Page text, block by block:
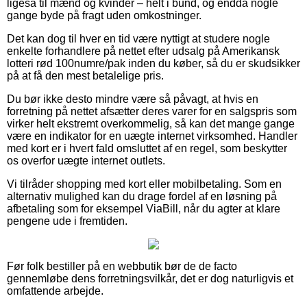
ligeså til mænd og kvinder – helt i bund, og endda nogle
gange byde på fragt uden omkostninger.
Det kan dog til hver en tid være nyttigt at studere nogle
enkelte forhandlere på nettet efter udsalg på Amerikansk
lotteri rød 100numre/pak inden du køber, så du er skudsikker
på at få den mest betalelige pris.
Du bør ikke desto mindre være så påvagt, at hvis en
forretning på nettet afsætter deres varer for en salgspris som
virker helt ekstremt overkommelig, så kan det mange gange
være en indikator for en uægte internet virksomhed. Handler
med kort er i hvert fald omsluttet af en regel, som beskytter
os overfor uægte internet outlets.
Vi tilråder shopping med kort eller mobilbetaling. Som en
alternativ mulighed kan du drage fordel af en løsning på
afbetaling som for eksempel ViaBill, når du agter at klare
pengene ude i fremtiden.
Før folk bestiller på en webbutik bør de de facto
gennemløbe dens forretningsvilkår, det er dog naturligvis et
omfattende arbejde.